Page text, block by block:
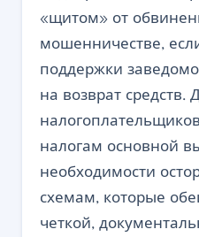
«щитом» от
мошенничестве,
поддержки
на возврат средств.
налогам основной
необходимости
схемам, которые
четкой,